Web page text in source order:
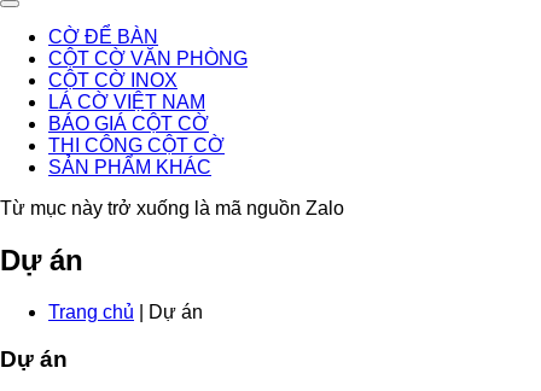
CỜ ĐỂ BÀN
CỘT CỜ VĂN PHÒNG
CỘT CỜ INOX
LÁ CỜ VIỆT NAM
BÁO GIÁ CỘT CỜ
THI CÔNG CỘT CỜ
SẢN PHẨM KHÁC
Từ mục này trở xuống là mã nguồn Zalo
Dự án
Trang chủ | Dự án
Dự án